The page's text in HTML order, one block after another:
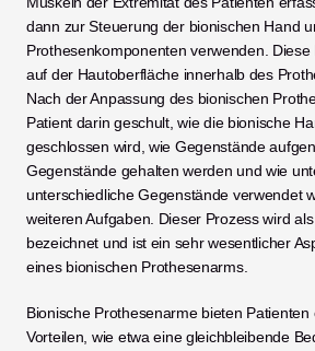
dann zur Steuerung der bionischen Hand
Prothesenkomponenten verwenden.
auf der Hautoberfläche innerhalb des
Nach der Anpassung des bionischen
Patient darin geschult, wie die bionische
geschlossen wird, wie Gegenstände
Gegenstände gehalten werden und wie
unterschiedliche Gegenstände verwendet
weiteren Aufgaben. Dieser Prozess wird
bezeichnet und ist ein sehr wesentlicher
eines bionischen Prothesenarms.
Bionische Prothesenarme bieten Patienten
Vorteilen, wie etwa eine gleichbleibende